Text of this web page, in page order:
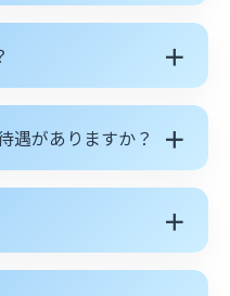
＋
遇がありますか？ ＋
＋